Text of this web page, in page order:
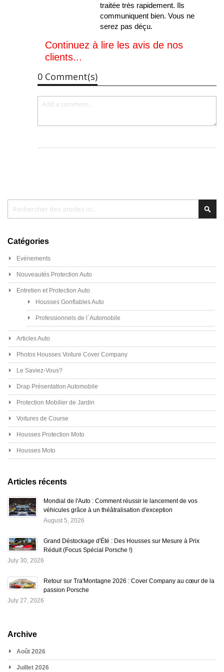
traitée très rapidement. Ils
communiquent bien. Vous ne
serez pas déçu.
Continuez à lire les avis de nos
clients...
0 Comment(s)
Catégories
Evénements
Nouveautés Protection Auto
Entretien et Protection Auto
Housses Gonflables Auto
Professionnels de l´Automobile
Articles Auto
Photos Housses Voiture Cover Company
Le Saviez-Vous?
Drap Présentation Automobile
Protection Mobilier de Jardin
Voitures de Course
Housses Protection Moto
Housses Moto
Articles récents
Mondial de l'Auto : Comment réussir le lancement de vos
véhicules grâce à un théâtralisation d'exception
August 5, 2026
Grand Déstockage d'Été : Des Housses sur Mesure à Prix
Réduit (Focus Spécial Porsche !)
July 30, 2026
Retour sur Tra'Montagne 2026 : Cover Company au cœur de la
passion Porsche
July 27, 2026
Archive
Août 2026
Juillet 2026